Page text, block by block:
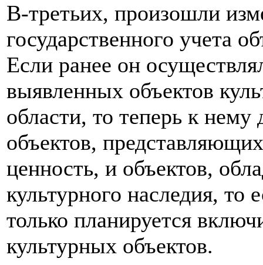
В-третьих, произошли
государственного учета
Если ранее он
выявленных объектов
области, то теперь к
объектов,
ценность, и объектов,
культурного наследия, то
только планируется
культурных объектов.